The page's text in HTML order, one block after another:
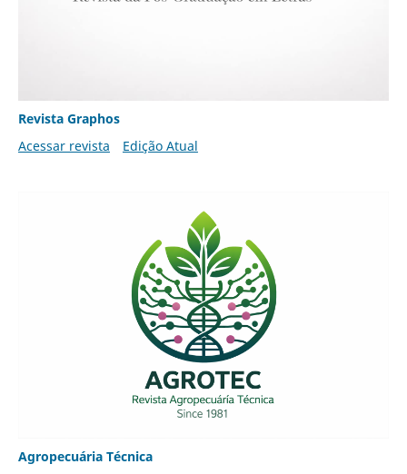
Revista Graphos
Acessar revista
Edição Atual
Agropecuária Técnica